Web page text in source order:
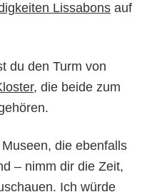
Lissabons auf
du den Turm von
, die beide zum
die ebenfalls
– nimm dir die Zeit,
Ich würde